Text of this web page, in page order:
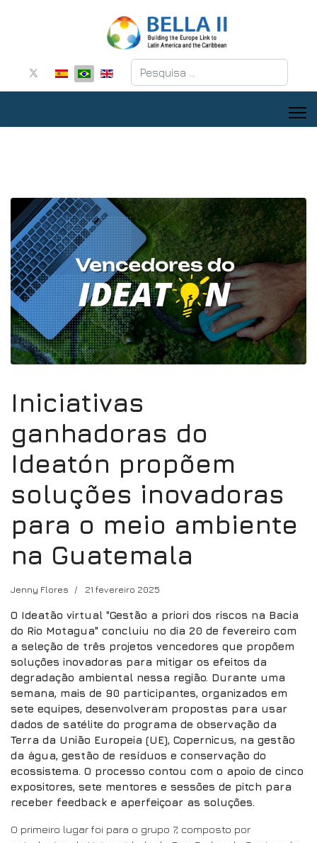
Pesquisar
Iniciativas
ganhadoras do
Ideatón propõem
soluções inovadoras
para o meio ambiente
na Guatemala
Jenny Flores 21 fevereiro 2025
O Ideatão virtual "Gestão a priori dos riscos na Bacia
do Rio Motagua" concluiu no dia 20 de fevereiro com
a seleção de três projetos vencedores que propõem
soluções inovadoras para mitigar os efeitos da
degradação ambiental nessa região. Durante uma
semana, mais de 90 participantes, organizados em
sete equipes, desenvolveram propostas para usar
dados de satélite do programa de observação da
Terra da União Europeia (UE), Copernicus, na gestão
da água, gestão de resíduos e conservação do
ecossistema. O processo contou com o apoio de cinco
expositores, sete mentores e sessões de pitch para
receber feedback e aperfeiçoar as soluções.
O primeiro lugar foi para o grupo 7, composto por